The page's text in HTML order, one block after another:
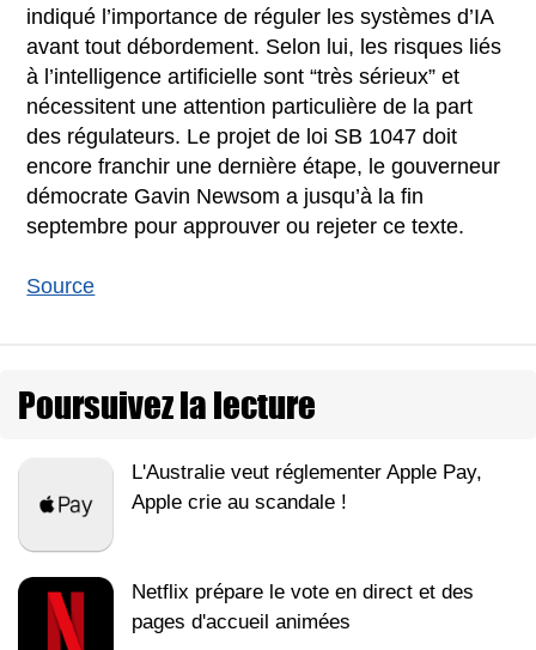
indiqué l’importance de réguler les systèmes d’IA
avant tout débordement. Selon lui, les risques liés
à l’intelligence artificielle sont “très sérieux” et
nécessitent une attention particulière de la part
des régulateurs. Le projet de loi SB 1047 doit
encore franchir une dernière étape, le gouverneur
démocrate Gavin Newsom a jusqu’à la fin
septembre pour approuver ou rejeter ce texte.
Source
Poursuivez la lecture
L'Australie veut réglementer Apple Pay,
Apple crie au scandale !
Netflix prépare le vote en direct et des
pages d'accueil animées